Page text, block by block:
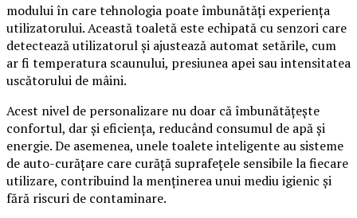
modului în care tehnologia poate îmbunătăți experiența
utilizatorului. Această toaletă este echipată cu senzori care
detectează utilizatorul și ajustează automat setările, cum
ar fi temperatura scaunului, presiunea apei sau intensitatea
uscătorului de mâini.
Acest nivel de personalizare nu doar că îmbunătățește
confortul, dar și eficiența, reducând consumul de apă și
energie. De asemenea, unele toalete inteligente au sisteme
de auto-curățare care curăță suprafețele sensibile la fiecare
utilizare, contribuind la menținerea unui mediu igienic și
fără riscuri de contaminare.